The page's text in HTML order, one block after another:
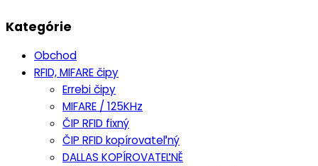
Kategórie
Obchod
RFID, MIFARE čipy
Errebi čipy
MIFARE / 125KHz
ČIP RFID fixný
ČIP RFID kopírovateľný
DALLAS KOPÍROVATEĽNĚ